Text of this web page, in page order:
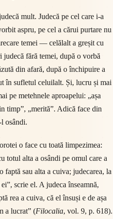
mult. Judecă pe cel care i-a
aspru, pe cel a cărui purtare nu
temei — celălalt a greșit cu
fără temei, după o vorbă
din afară, după o închipuire a
în sufletul celuilalt. Și, lucru și mai
pe metehnele aproapelui: „așa
timp”, „merită”. Adică face din
osândi.
o face cu toată limpezimea:
totul alta a osândi pe omul care a
faptă sau alta a cuiva; judecarea, la
scrie el. A judeca înseamnă,
rea a cuiva, că el însuși e de așa
a lucrat” (Filocalia, vol. 9, p. 618).